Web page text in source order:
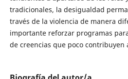
tradicionales, la desigualdad
través de la violencia de manera
importante reforzar programas
de creencias que poco